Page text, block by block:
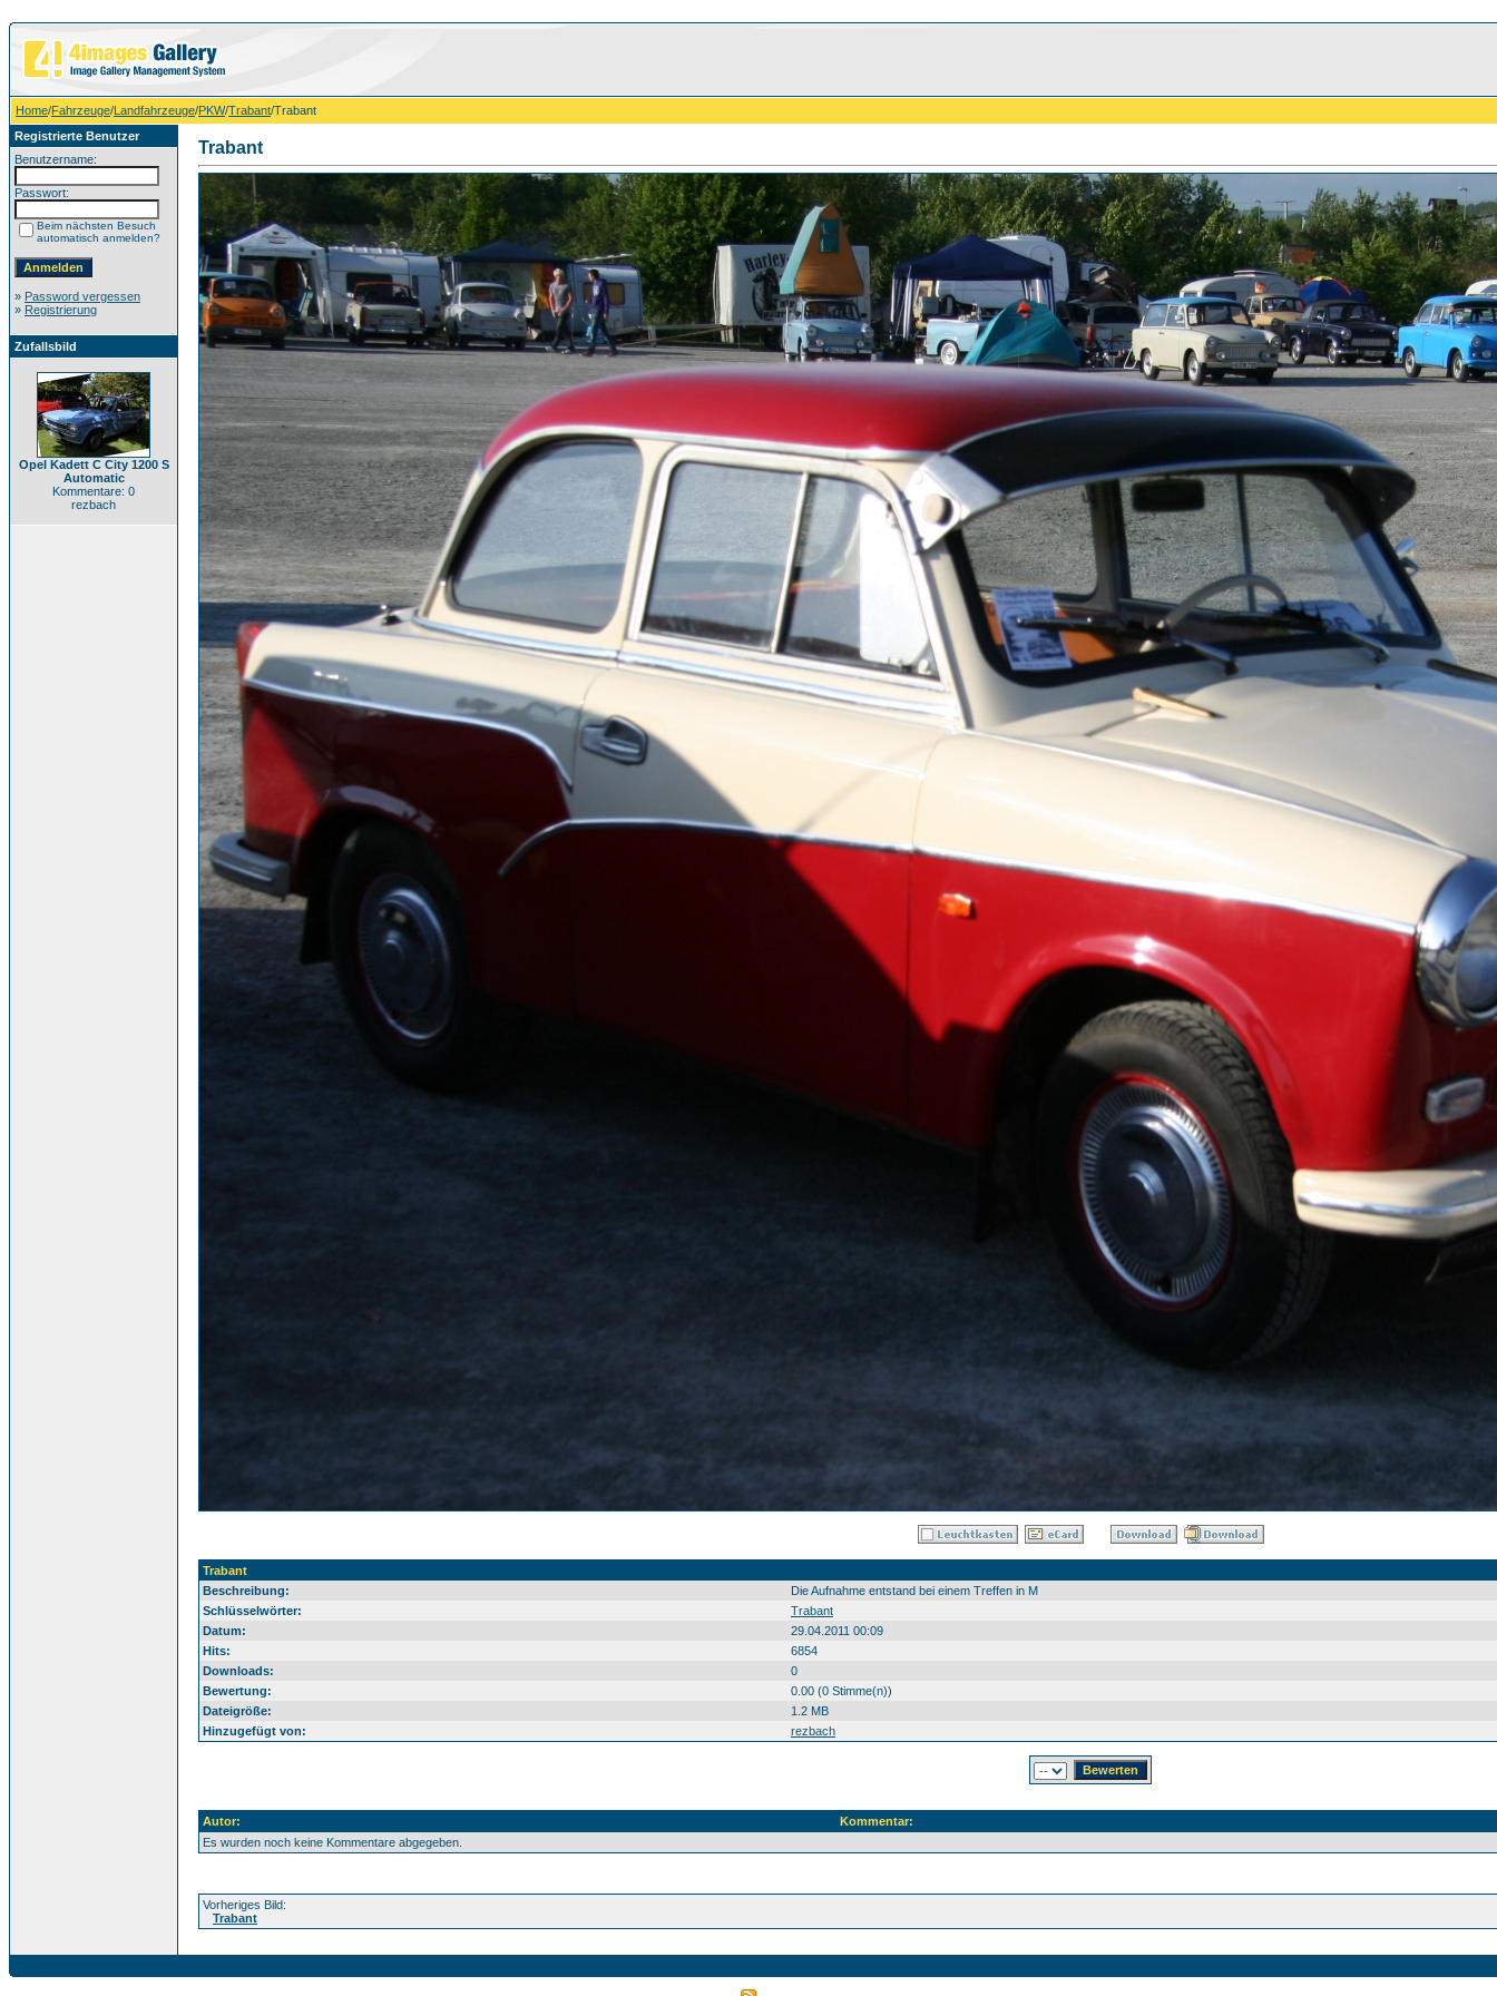
Home/Fahrzeuge/Landfahrzeuge/PKW/Trabant/Trabant
Registrierte Benutzer
Benutzername:
Passwort:
Beim nächsten Besuch
automatisch anmelden?
» Password vergessen
» Registrierung
Zufallsbild
Opel Kadett C City 1200 S
Automatic
Kommentare: 0
rezbach
Trabant
Trabant
Beschreibung:
Die Aufnahme entstand bei einem Treffen in M
Schlüsselwörter:
Trabant
Datum:
29.04.2011 00:09
Hits:
6854
Downloads:
0
Bewertung:
0.00 (0 Stimme(n))
Dateigröße:
1.2 MB
Hinzugefügt von:
rezbach
Autor:
Kommentar:
Es wurden noch keine Kommentare abgegeben.
Vorheriges Bild:
Trabant